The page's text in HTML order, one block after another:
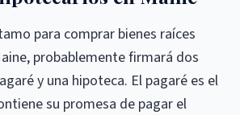
para comprar bienes raíces
probablemente firmará dos
y una hipoteca. El pagaré es el
su promesa de pagar el